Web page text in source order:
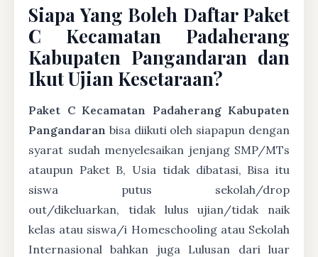
Siapa Yang Boleh Daftar Paket
C Kecamatan Padaherang
Kabupaten Pangandaran dan
Ikut Ujian Kesetaraan?
Paket C Kecamatan Padaherang Kabupaten
Pangandaran bisa diikuti oleh siapapun dengan
syarat sudah menyelesaikan jenjang SMP/MTs
ataupun Paket B, Usia tidak dibatasi, Bisa itu
siswa putus sekolah/drop
out/dikeluarkan, tidak lulus ujian/tidak naik
kelas atau siswa/i Homeschooling atau Sekolah
Internasional bahkan juga Lulusan dari luar